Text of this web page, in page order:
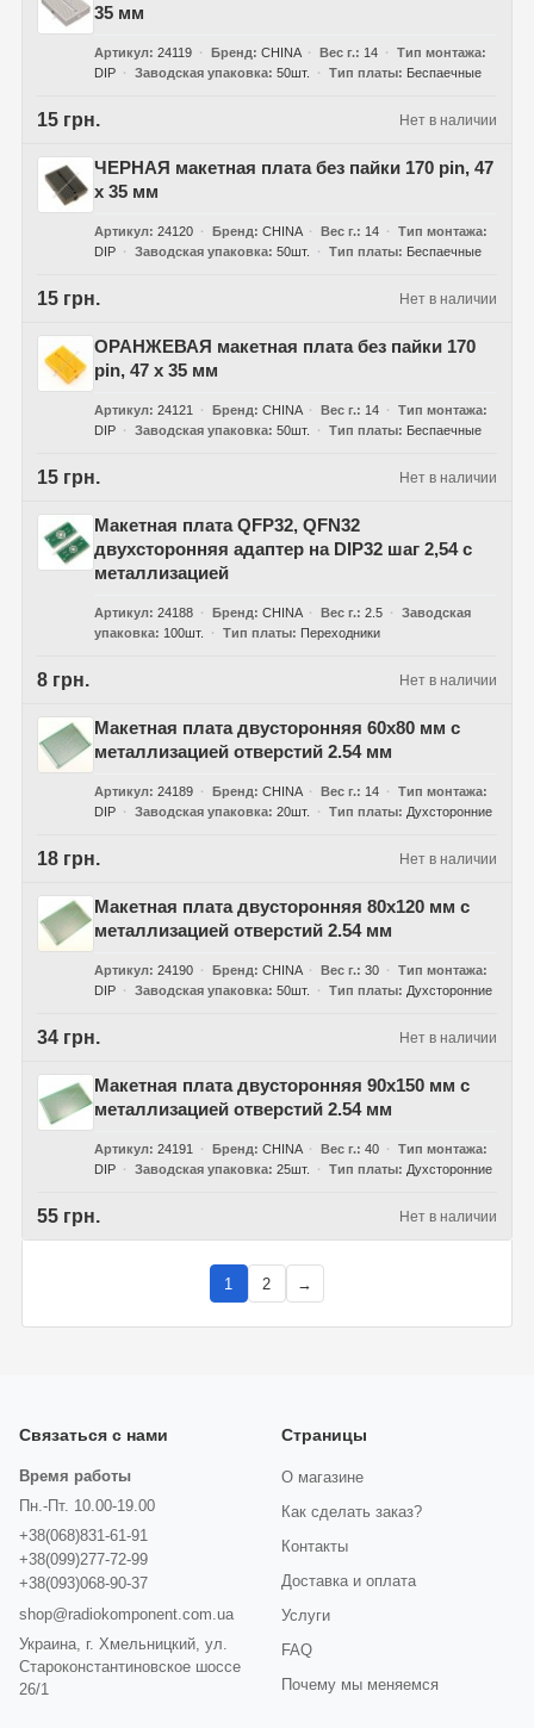
35 мм
Артикул 24119 Бренд CHINA Вес г. 14
Тип монтажа
DIP
Заводская упаковка 50шт. Тип платы Беспаечные
15 грн. Нет в наличии
ЧЕРНАЯ макетная плата без пайки 170 pin, 47
x 35 мм
Артикул 24120 Бренд CHINA Вес г. 14
Тип монтажа
DIP
Заводская упаковка 50шт. Тип платы Беспаечные
15 грн. Нет в наличии
ОРАНЖЕВАЯ макетная плата без пайки 170
pin, 47 x 35 мм
Артикул 24121 Бренд CHINA Вес г. 14
Тип монтажа
DIP
Заводская упаковка 50шт. Тип платы Беспаечные
15 грн. Нет в наличии
Макетная плата QFP32, QFN32
двухсторонняя адаптер на DIP32 шаг 2,54 с
металлизацией
Артикул 24188 Бренд CHINA Вес г. 2.5
Заводская
упаковка
100шт. Тип платы Переходники
8 грн. Нет в наличии
Макетная плата двусторонняя 60х80 мм с
металлизацией отверстий 2.54 мм
Артикул 24189 Бренд CHINA Вес г. 14
Тип монтажа
DIP
Заводская упаковка 20шт. Тип платы Духсторонние
18 грн. Нет в наличии
Макетная плата двусторонняя 80х120 мм с
металлизацией отверстий 2.54 мм
Артикул 24190 Бренд CHINA Вес г. 30
Тип монтажа
DIP
Заводская упаковка 50шт. Тип платы Духсторонние
34 грн. Нет в наличии
Макетная плата двусторонняя 90х150 мм с
металлизацией отверстий 2.54 мм
Артикул 24191 Бренд CHINA Вес г. 40
Тип монтажа
DIP
Заводская упаковка 25шт. Тип платы Духсторонние
55 грн. Нет в наличии
1 2 →
Связаться с нами
Время работы
Пн.-Пт. 10.00-19.00
+38(068)831-61-91
+38(099)277-72-99
+38(093)068-90-37
shop@radiokomponent.com.ua
Украина, г. Хмельницкий, ул.
Староконстантиновское шоссе
26/1
Страницы
О магазине
Как сделать заказ?
Контакты
Доставка и оплата
Услуги
FAQ
Почему мы меняемся